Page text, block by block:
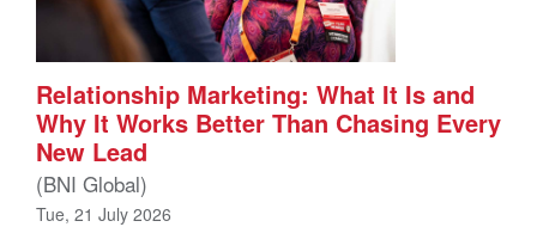
Relationship Marketing: What It Is and
Why It Works Better Than Chasing Every
New Lead
(BNI Global)
Tue, 21 July 2026